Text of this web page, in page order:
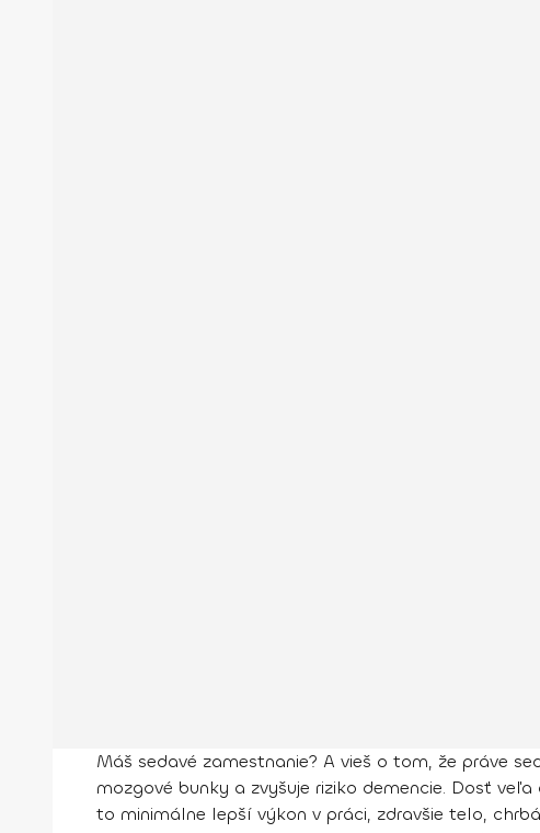
Máš sedavé zamestnanie? A vieš o tom, že práve
mozgové bunky a zvyšuje riziko demencie. Dosť
to minimálne lepší výkon v práci, zdravšie telo,